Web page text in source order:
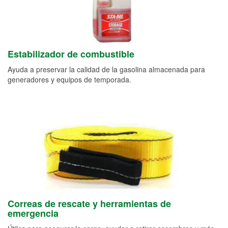
Estabilizador de combustible
Ayuda a preservar la calidad de la gasolina almacenada para
generadores y equipos de temporada.
Correas de rescate y herramientas de
emergencia